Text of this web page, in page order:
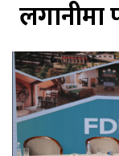
लगानीमा